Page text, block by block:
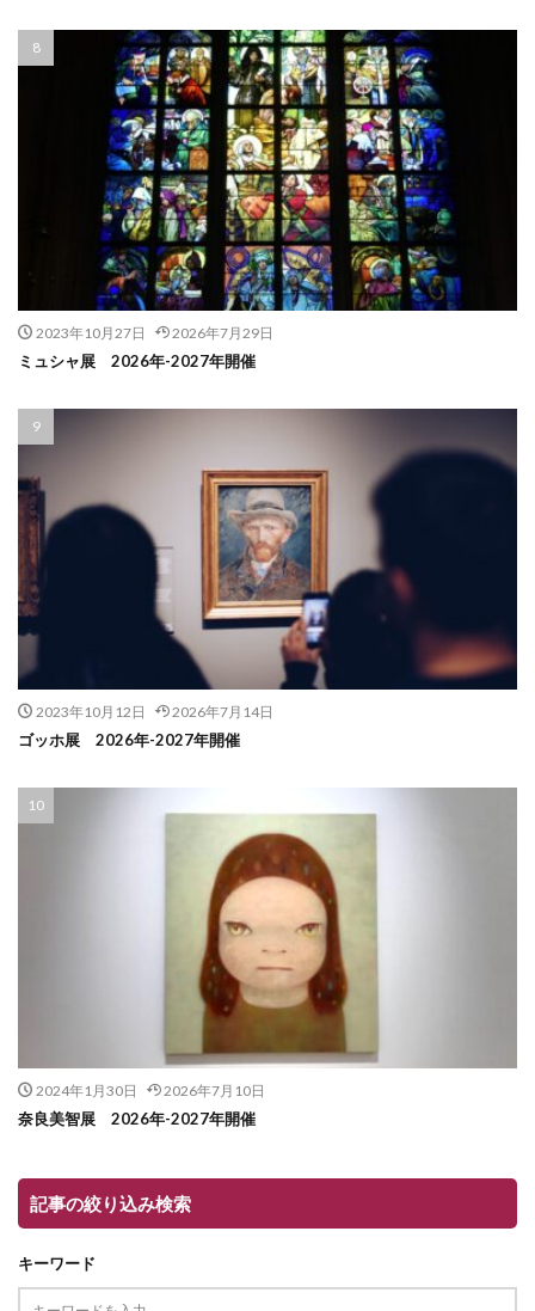
2023年10月27日 2026年7月29日
ミュシャ展 2026年-2027年開催
2023年10月12日 2026年7月14日
ゴッホ展 2026年-2027年開催
2024年1月30日 2026年7月10日
奈良美智展 2026年-2027年開催
記事の絞り込み検索
キーワード